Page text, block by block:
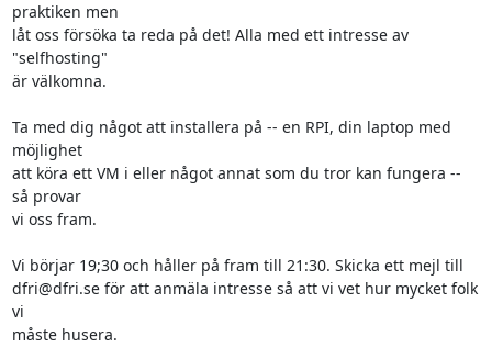
praktiken men
låt oss försöka ta reda på det! Alla med ett intresse av
"selfhosting"
är välkomna.
Ta med dig något att installera på -- en RPI, din laptop med
möjlighet
att köra ett VM i eller något annat som du tror kan fungera --
så provar
vi oss fram.
Vi börjar 19;30 och håller på fram till 21:30. Skicka ett mejl till
dfri@dfri.se för att anmäla intresse så att vi vet hur mycket folk
vi
måste husera.